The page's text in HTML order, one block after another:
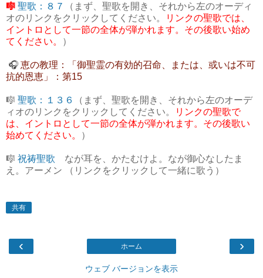
🎼 聖歌：８７
（まず、聖歌を開き、それから左のオーディ
オのリンクをクリックしてください。
リンクの聖歌では、
イントロとして一節の全体が弾かれます。その後歌い始め
てください。
）
🎧 恵の教理：「御聖霊の有効的召命、または、或いは不可
抗的恩恵」：第15
🎼 聖歌：１３６
（まず、聖歌を開き、それから左のオーデ
ィオのリンクをクリックしてください。
リンクの聖歌で
は、イントロとして一節の全体が弾かれます。その後歌い
始めてください。
）
🎼 祝祷聖歌 なが耳を、かたむけよ。なが御心なしたま
え。アーメン （リンクをクリックして一緒に歌う）
共有
‹ ›
ホーム
ウェブ バージョンを表示